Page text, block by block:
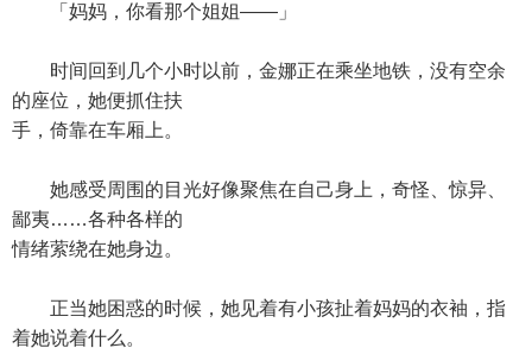
「妈妈，你看那个姐姐——」
时间回到几个小时以前，金娜正在乘坐地铁，没有空余
的座位，她便抓住扶
手，倚靠在车厢上。
她感受周围的目光好像聚焦在自己身上，奇怪、惊异、
鄙夷……各种各样的
情绪萦绕在她身边。
正当她困惑的时候，她见着有小孩扯着妈妈的衣袖，指
着她说着什么。